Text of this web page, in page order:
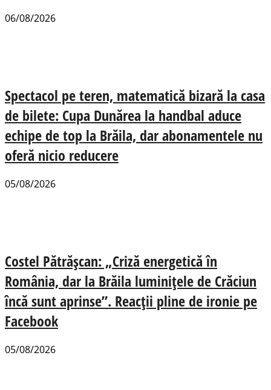
06/08/2026
Spectacol pe teren, matematică bizară la casa
de bilete: Cupa Dunărea la handbal aduce
echipe de top la Brăila, dar abonamentele nu
oferă nicio reducere
05/08/2026
Costel Pătrășcan: „Criză energetică în
România, dar la Brăila luminițele de Crăciun
încă sunt aprinse”. Reacții pline de ironie pe
Facebook
05/08/2026